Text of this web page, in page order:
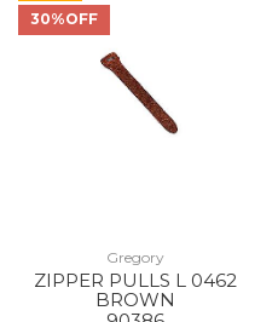
30%OFF
Gregory
ZIPPER PULLS L 0462
BROWN